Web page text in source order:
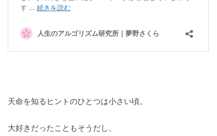
天命を知るヒントのひとつは小さい頃。
大好きだったこともそうだし、